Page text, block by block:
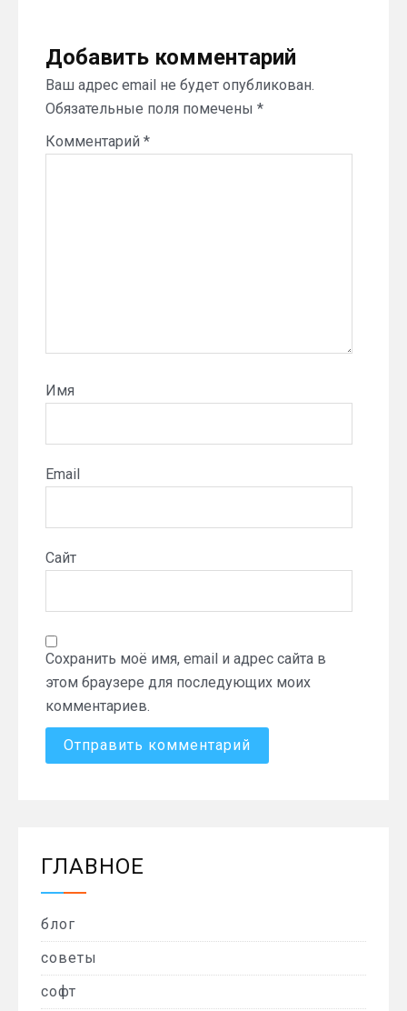
Добавить комментарий
Ваш адрес email не будет опубликован.
Обязательные поля помечены *
Комментарий *
Имя
Email
Сайт
Сохранить моё имя, email и адрес сайта в
этом браузере для последующих моих
комментариев.
ГЛАВНОЕ
блог
советы
софт